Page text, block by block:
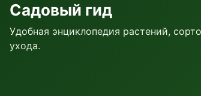
Садовый гид
Удобная энциклопедия растений,
ухода.